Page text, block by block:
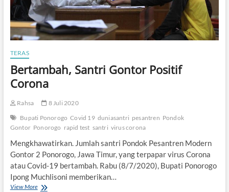
S
a
n
t
r
o
t
R
p
i
d
T
e
s
t
TERAS
Bertambah, Santri Gontor Positif
Corona
Rahsa
8 Juli 2020
Bupati Ponorogo Covid 19 duniasantri pesantren Pondok
Gontor Ponorogo rapid test santri virus corona
Mengkhawatirkan. Jumlah santri Pondok Pesantren Modern
Gontor 2 Ponorogo, Jawa Timur, yang terpapar virus Corona
atau Covid-19 bertambah. Rabu (8/7/2020), Bupati Ponorogo
Ipong Muchlisoni memberikan…
View MoreB